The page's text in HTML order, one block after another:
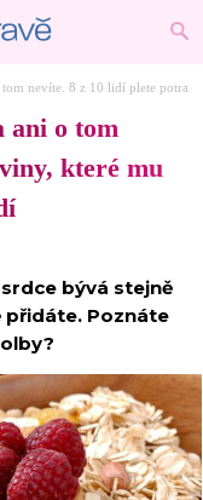
tom nevíte. 8 z 10 lidí plete
ani o tom
které mu
bývá stejně
přidáte. Poznáte